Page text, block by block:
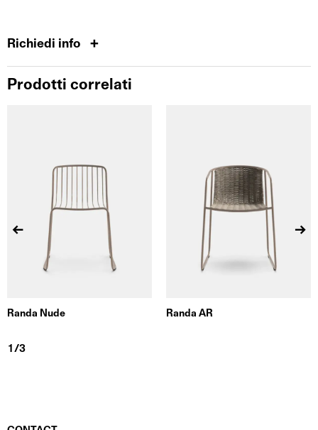
Richiedi info
Prodotti correlati
Randa Nude Randa AR